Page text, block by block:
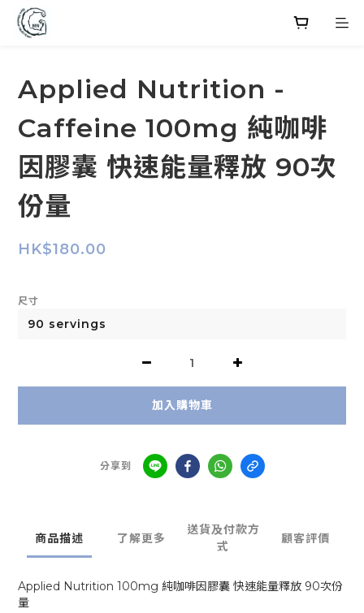
Applied Nutrition -
Caffeine 100mg 純咖啡
因膠囊 快速能量釋放 90次
份量
HK$180.00
尺寸
加入購物車
分享到
商品描述 了解更多
送貨及付款方
式
顧客評價
Applied Nutrition 100mg 純咖啡因膠囊 快速能量釋放 90次份
量